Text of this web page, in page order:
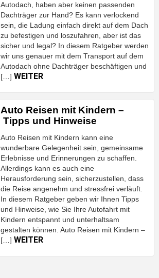
Autodach, haben aber keinen passenden
Dachträger zur Hand? Es kann verlockend
sein, die Ladung einfach direkt auf dem Dach
zu befestigen und loszufahren, aber ist das
sicher und legal? In diesem Ratgeber werden
wir uns genauer mit dem Transport auf dem
Autodach ohne Dachträger beschäftigen und
[…] WEITER
Auto Reisen mit Kindern –
Tipps und Hinweise
Auto Reisen mit Kindern kann eine
wunderbare Gelegenheit sein, gemeinsame
Erlebnisse und Erinnerungen zu schaffen.
Allerdings kann es auch eine
Herausforderung sein, sicherzustellen, dass
die Reise angenehm und stressfrei verläuft.
In diesem Ratgeber geben wir Ihnen Tipps
und Hinweise, wie Sie Ihre Autofahrt mit
Kindern entspannt und unterhaltsam
gestalten können. Auto Reisen mit Kindern –
[…] WEITER